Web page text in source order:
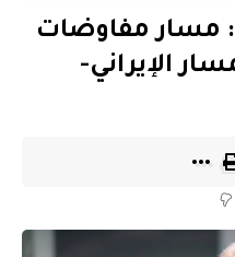
مسار مفاوضات
الإيراني-